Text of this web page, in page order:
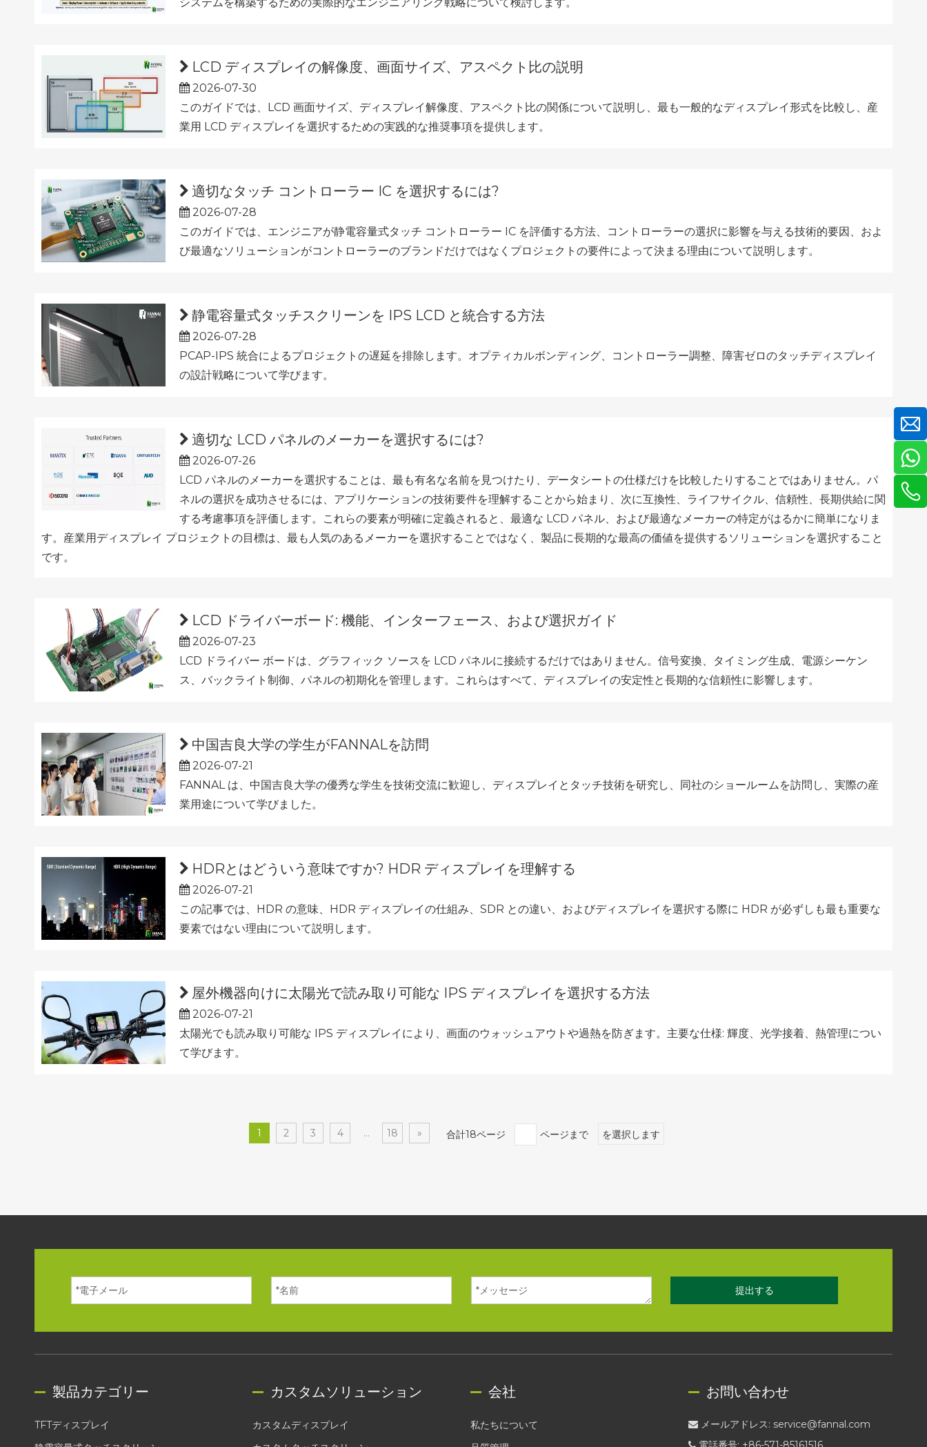
LCD ディスプレイの解像度、画面サイズ、アスペクト比の説明
2026-07-30
このガイドでは、LCD 画面サイズ、ディスプレイ解像度、アスペクト比の関係について説明し、最も一般的なディスプレイ形式を比較し、産
業用 LCD ディスプレイを選択するための実践的な推奨事項を提供します。
適切なタッチ コントローラー IC を選択するには?
2026-07-28
このガイドでは、エンジニアが静電容量式タッチ コントローラー IC を評価する方法、コントローラーの選択に影響を与える技術的要因、およ
び最適なソリューションがコントローラーのブランドだけではなくプロジェクトの要件によって決まる理由について説明します。
静電容量式タッチスクリーンを IPS LCD と統合する方法
2026-07-28
PCAP-IPS 統合によるプロジェクトの遅延を排除します。オプティカルボンディング、コントローラー調整、障害ゼロのタッチディスプレイ
の設計戦略について学びます。
適切な LCD パネルのメーカーを選択するには?
2026-07-26
LCD パネルのメーカーを選択することは、最も有名な名前を見つけたり、データシートの仕様だけを比較したりすることではありません。パ
ネルの選択を成功させるには、アプリケーションの技術要件を理解することから始まり、次に互換性、ライフサイクル、信頼性、長期供給に関
する考慮事項を評価します。これらの要素が明確に定義されると、最適な LCD パネル、および最適なメーカーの特定がはるかに簡単になりま
す。産業用ディスプレイ プロジェクトの目標は、最も人気のあるメーカーを選択することではなく、製品に長期的な最高の価値を提供するソリューションを選択すること
です。
LCD ドライバーボード: 機能、インターフェース、および選択ガイド
2026-07-23
LCD ドライバー ボードは、グラフィック ソースを LCD パネルに接続するだけではありません。信号変換、タイミング生成、電源シーケン
ス、バックライト制御、パネルの初期化を管理します。これらはすべて、ディスプレイの安定性と長期的な信頼性に影響します。
中国吉良大学の学生がFANNALを訪問
2026-07-21
FANNAL は、中国吉良大学の優秀な学生を技術交流に歓迎し、ディスプレイとタッチ技術を研究し、同社のショールームを訪問し、実際の産
業用途について学びました。
HDRとはどういう意味ですか? HDR ディスプレイを理解する
2026-07-21
この記事では、HDR の意味、HDR ディスプレイの仕組み、SDR との違い、およびディスプレイを選択する際に HDR が必ずしも最も重要な
要素ではない理由について説明します。
屋外機器向けに太陽光で読み取り可能な IPS ディスプレイを選択する方法
2026-07-21
太陽光でも読み取り可能な IPS ディスプレイにより、画面のウォッシュアウトや過熱を防ぎます。主要な仕様: 輝度、光学接着、熱管理につい
て学びます。
1 2 3 4 ... 18 » 合計18ページ ページまで を選択します
提出する
製品カテゴリー
TFTディスプレイ
カスタムソリューション
カスタムディスプレイ
会社
私たちについて
お問い合わせ
 メールアドレス: service@fannal.com
